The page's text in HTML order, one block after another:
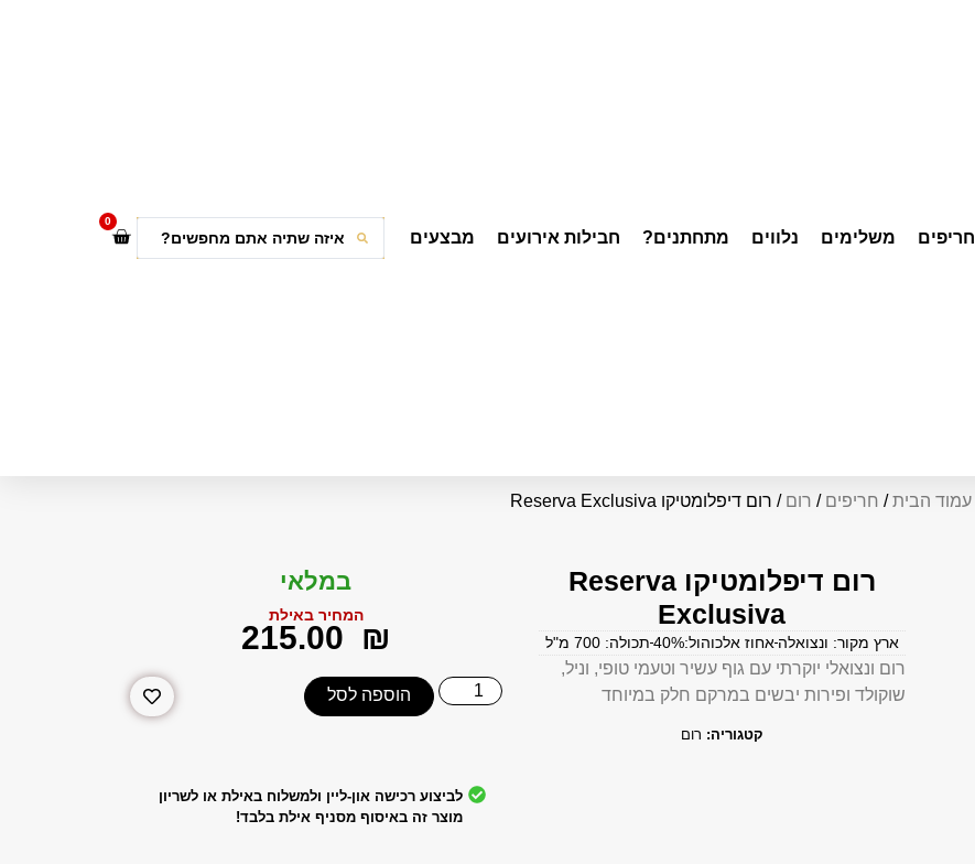
חריפים משלימים נלווים מתחתנים? חבילות אירועים מבצעים
0
עמוד הבית/ חריפים / רום / רום דיפלומטיקו Reserva Exclusiva
רום דיפלומטיקו Reserva
Exclusiva
ארץ מקור: ונצואלהאחוז אלכוהול:40% תכולה: 700 מ"ל
רום ונצואלי יוקרתי עם גוף עשיר וטעמי טופי, וניל,
שוקולד ופירות יבשים במרקם חלק במיוחד
קטגוריה: רום
במלאי
המחיר באילת
‎215.00 ₪
הוספה לסל
לביצוע רכישה און-ליין ולמשלוח באילת או לשריון
מוצר זה באיסוף מסניף אילת בלבד!